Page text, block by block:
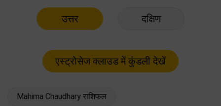
उत्तर दक्षिण
Mahima Chaudhary राशिफल